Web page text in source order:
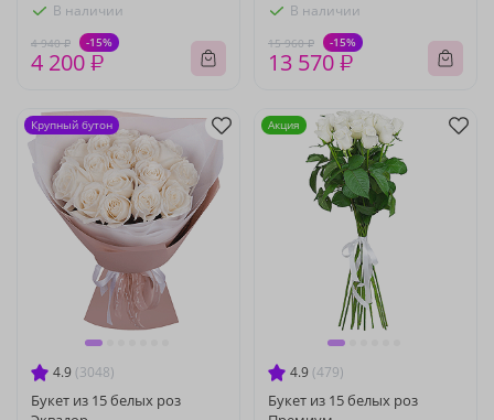
В наличии
4 940 ₽ -15%
4 200 ₽
В наличии
15 960 ₽ -15%
13 570 ₽
4.9 (3048)
Букет из 15 белых роз
Крупный бутон
4.9 (479)
Букет из 15 белых роз
Акция